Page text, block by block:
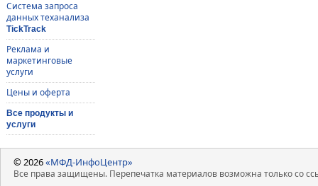
Система запроса
данных теханализа
TickTrack
Реклама и
маркетинговые
услуги
Цены и оферта
Все продукты и
услуги
© 2026«МФД-ИнфоЦентр»
Все права защищены. Перепечатка материалов возможна только со